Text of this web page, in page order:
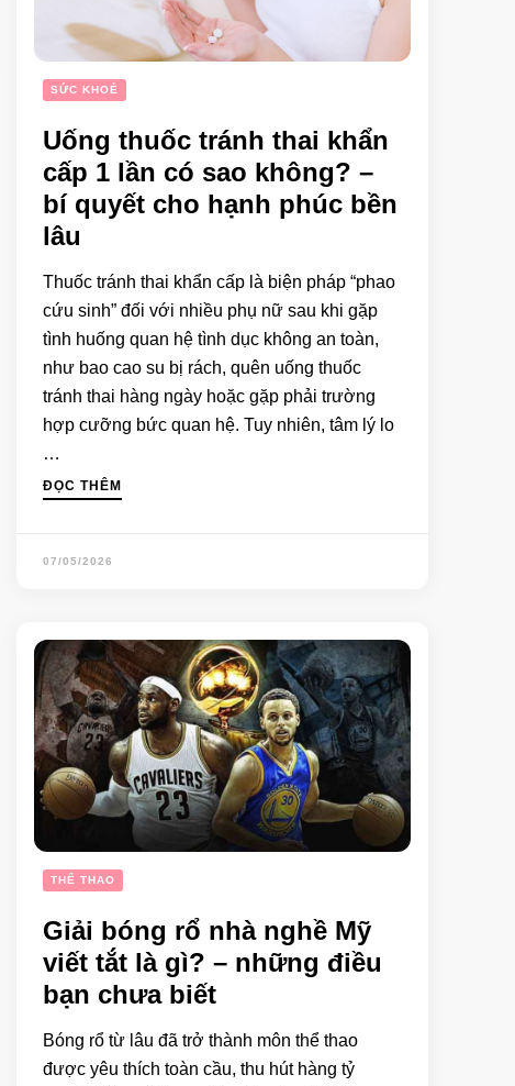
SỨC KHOẺ
Uống thuốc tránh thai khẩn
cấp 1 lần có sao không? –
bí quyết cho hạnh phúc bền
lâu
Thuốc tránh thai khẩn cấp là biện pháp “phao
cứu sinh” đối với nhiều phụ nữ sau khi gặp
tình huống quan hệ tình dục không an toàn,
như bao cao su bị rách, quên uống thuốc
tránh thai hàng ngày hoặc gặp phải trường
hợp cưỡng bức quan hệ. Tuy nhiên, tâm lý lo
…
ĐỌC THÊM
07/05/2026
THỂ THAO
Giải bóng rổ nhà nghề Mỹ
viết tắt là gì? – những điều
bạn chưa biết
Bóng rổ từ lâu đã trở thành môn thể thao
được yêu thích toàn cầu, thu hút hàng tỷ